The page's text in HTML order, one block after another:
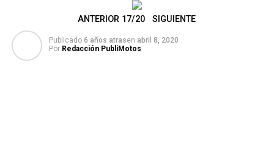
ANTERIOR 17/20 SIGUIENTE
Publicado 6 años atrasen abril 8, 2020
Por Redacción PubliMotos